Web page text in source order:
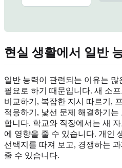
현실 생활에서 일반
일반 능력이 관련되는 이유는
필요로 하기 때문입니다. 새 소
비교하기, 복잡한 지시 따르기,
적응하기, 낯선 문제 해결하기
합니다. 학교와 직장에서는 새
에 영향을 줄 수 있습니다. 개인
선택지를 따져 보고, 경쟁하는
줄 수 있습니다.